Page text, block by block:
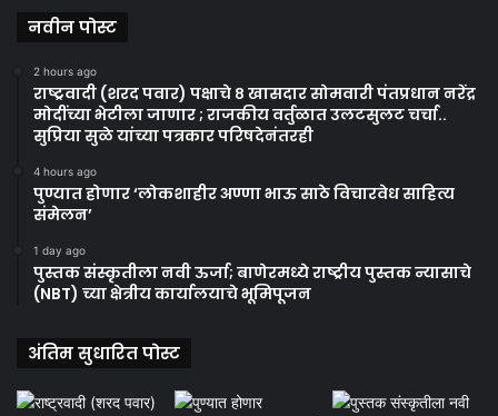
नवीन पोस्ट
2 hours ago
राष्ट्रवादी (शरद पवार) पक्षाचे ८ खासदार सोमवारी पंतप्रधान नरेंद्र
मोदींच्या भेटीला जाणार ; राजकीय वर्तुळात उलटसुलट चर्चा..
सुप्रिया सुळे यांच्या पत्रकार परिषदेनंतरही
4 hours ago
पुण्यात होणार ‘लोकशाहीर अण्णा भाऊ साठे विचारवेध साहित्य
संमेलन’
1 day ago
पुस्तक संस्कृतीला नवी ऊर्जा; बाणेरमध्ये राष्ट्रीय पुस्तक न्यासाचे
(NBT) च्या क्षेत्रीय कार्यालयाचे भूमिपूजन
अंतिम सुधारित पोस्ट